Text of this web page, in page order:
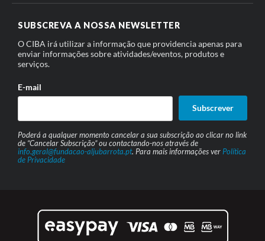
SUBSCREVA A NOSSA NEWSLETTER
O CIBA irá utilizar a informação que providencia apenas para
enviar informações sobre atividades/eventos, produtos e
serviços.
E-mail
Subscrever
Poderá a qualquer momento cancelar a sua subscrição ao clicar no link
de “Cancelar Subscrição” ou contactando-nos através de
info.geral@fundacao-aljubarrota.pt. Para mais informações ver Política
de Privacidade